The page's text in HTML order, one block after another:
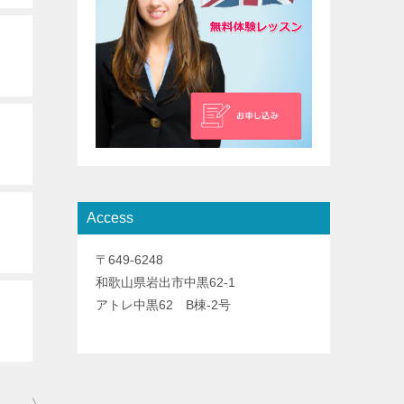
Access
〒649-6248
和歌山県岩出市中黒62-1
アトレ中黒62 B棟-2号